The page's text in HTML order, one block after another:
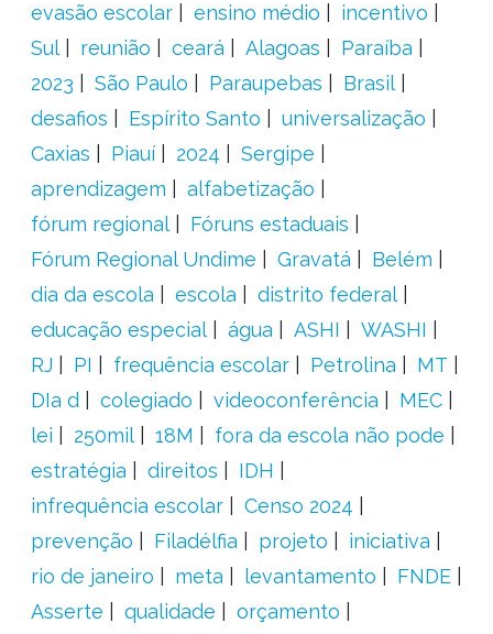
evasão escolar
ensino médio
incentivo
Sul
reunião ceará Alagoas
Paraíba
2023
São Paulo Paraupebas
Brasil
desafios
Espírito Santo
universalização
Caxias
Piauí 2024
Sergipe
aprendizagem
alfabetização
fórum regional
Fóruns estaduais
Fórum Regional Undime
Gravatá
Belém
dia da escola
escola
distrito federal
educação especial
água ASHI
WASHI
RJ
PI frequência escolar Petrolina
MT
DIa d
colegiado videoconferência
MEC
lei
250mil 18M
fora da escola não pode
estratégia
direitos
IDH
infrequência escolar
Censo 2024
prevenção
Filadélfia projeto
iniciativa
rio de janeiro
meta levantamento
FNDE
Asserte
qualidade
orçamento